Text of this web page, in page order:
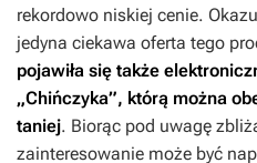
rekordowo niskiej cenie.
jedyna ciekawa oferta tego
pojawiła się także
„Chińczyka”, którą można
taniej. Biorąc pod uwagę
zainteresowanie może być